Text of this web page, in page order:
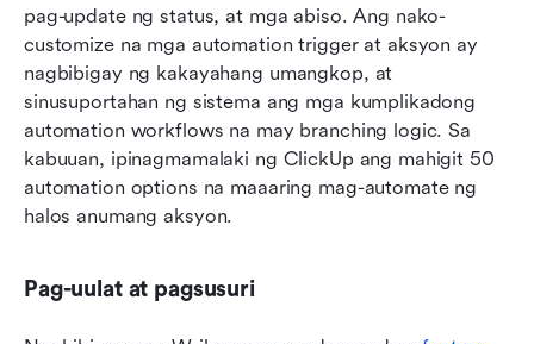
pag-update ng status, at mga abiso. Ang nako-
customize na mga automation trigger at aksyon ay
nagbibigay ng kakayahang umangkop, at
sinusuportahan ng sistema ang mga kumplikadong
automation workflows na may branching logic. Sa
kabuuan, ipinagmamalaki ng ClickUp ang mahigit 50
automation options na maaaring mag-automate ng
halos anumang aksyon.
Pag-uulat at pagsusuri